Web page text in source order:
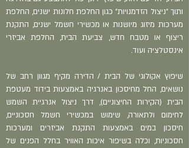
ותוך "ניצול הזדמנויות" כגון החלפת חלונות ישנים, החלפת
מערכות מיזוג מיושנות או מכשירי חשמל ישנים, התקנת
ריצוף או מטבח חדש, צביעת הבית, החלפת אביזרי
אינסטלציה ועוד.
שיפוץ אקולוגי של הבית / הדירה מקיף מגוון רחב של
נושאים, החל מחיסכון באנרגיה באמצעות בידוד מעטפת
הבית (הקירות החיצוניים), דרך ניצול אנרגיית השמש
לחימום ולתאורה, שימוש במכשירי חשמל חסכוניים,
חיסכון במים באמצעות התקנת אביזרים ומערכות
חסכוניות, וכלה בשיפור איכות האוויר בחלל הפנים של